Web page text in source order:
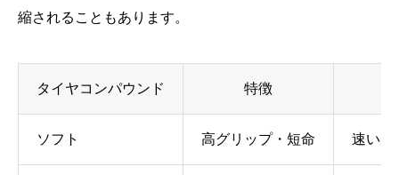
縮されることもあります。
タイヤコンパウンド 特徴
ソフト 高グリップ・短命 速いが